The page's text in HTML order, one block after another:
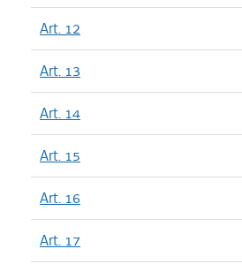
Art. 12
Art. 13
Art. 14
Art. 15
Art. 16
Art. 17